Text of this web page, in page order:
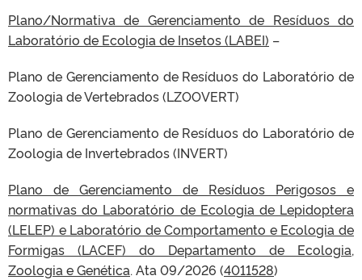
Plano/Normativa de Gerenciamento de Resíduos do
Laboratório de Ecologia de Insetos (LABEI) –
Plano de Gerenciamento de Resíduos do Laboratório de
Zoologia de Vertebrados (LZOOVERT)
Plano de Gerenciamento de Resíduos do Laboratório de
Zoologia de Invertebrados (INVERT)
Plano de Gerenciamento de Resíduos Perigosos e
normativas do Laboratório de Ecologia de Lepidoptera
(LELEP) e Laboratório de Comportamento e Ecologia de
Formigas (LACEF) do Departamento de Ecologia,
Zoologia e Genética. Ata 09/2026 (4011528)